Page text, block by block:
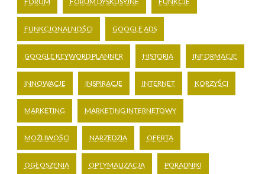
FUNKCJONALNOŚCI GOOGLE ADS
GOOGLE KEYWORD PLANNER HISTORIA INFORMACJE
INNOWACJE INSPIRACJE INTERNET KORZYŚCI
MARKETING MARKETING INTERNETOWY
MOŻLIWOŚCI NARZĘDZIA OFERTA
OGŁOSZENIA OPTYMALIZACJA PORADNIKI